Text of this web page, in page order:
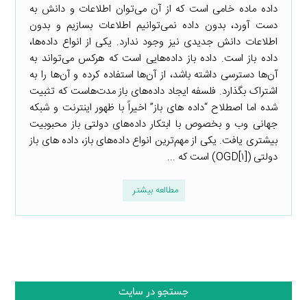
داده ماده خامی است که از آن می‌توان اطلاعات و دانش به
دست آورد، بدون داده نمی‌توانیم اطلاعات بسازیم و بدون
اطلاعات دانش جدیدی نیز وجود ندارد. یکی از انواع داده‌ها،
داده باز است. داده باز داده‌هایی است که هرکس می‌تواند به
آن‌ها دسترسی داشته باشد، از آن‌ها استفاده کرده و آن‌ها را به
اشتراک بگذارد. فلسفه ایجاد داده‌های باز مدت‌هاست که تثبیت
شده اما اصطلاح “داده­ های باز” اخیراً با ظهور اینترنت و شبکه
جهانی وب و بخصوص با ابتکار داده‌های دولتی باز محبوبیت
بیشتری یافت. یکی از مهم‌ترین انواع داده‌های باز، داده ­های باز
دولتی (OGD[۱]) است که ...
مطالعه بیشتر
جستجو در سایت